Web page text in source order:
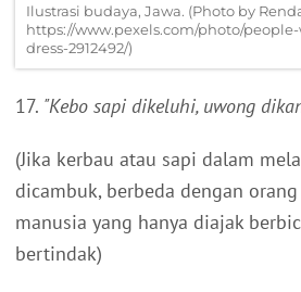
Ilustrasi budaya, Jawa. (Photo by
https://www.pexels.com/photo/
dress-2912492/)
17. "Kebo sapi dikeluhi, uwong
(Jika kerbau atau sapi dalam
dicambuk, berbeda dengan
manusia yang hanya diajak
bertindak)